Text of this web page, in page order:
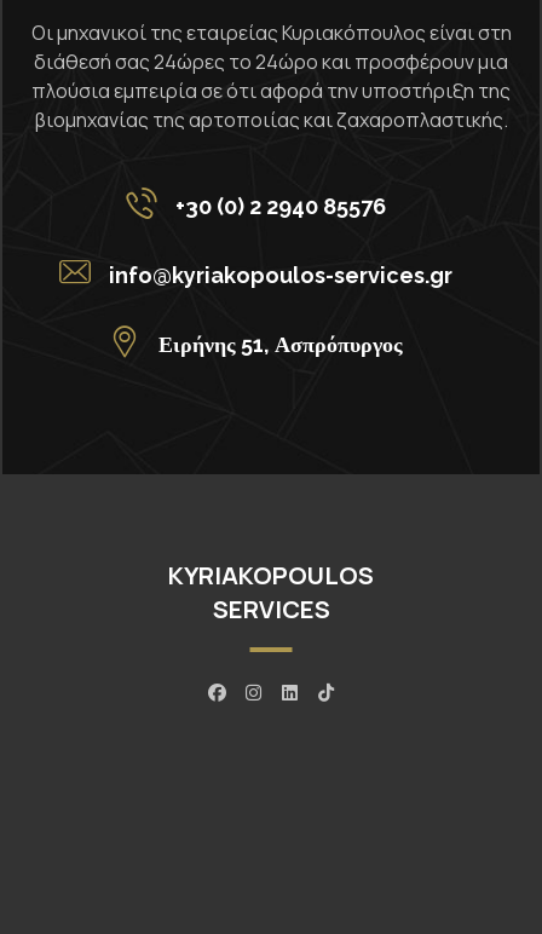
Οι μηχανικοί της εταιρείας Κυριακόπουλος είναι στη
διάθεσή σας 24ώρες το 24ώρο και προσφέρουν μια
πλούσια εμπειρία σε ότι αφορά την υποστήριξη της
βιομηχανίας της αρτοποιίας και ζαχαροπλαστικής.
+30 (0) 2 2940 85576
info@kyriakopoulos-services.gr
Ειρήνης 51, Ασπρόπυργος
KYRIAKOPOULOS
SERVICES